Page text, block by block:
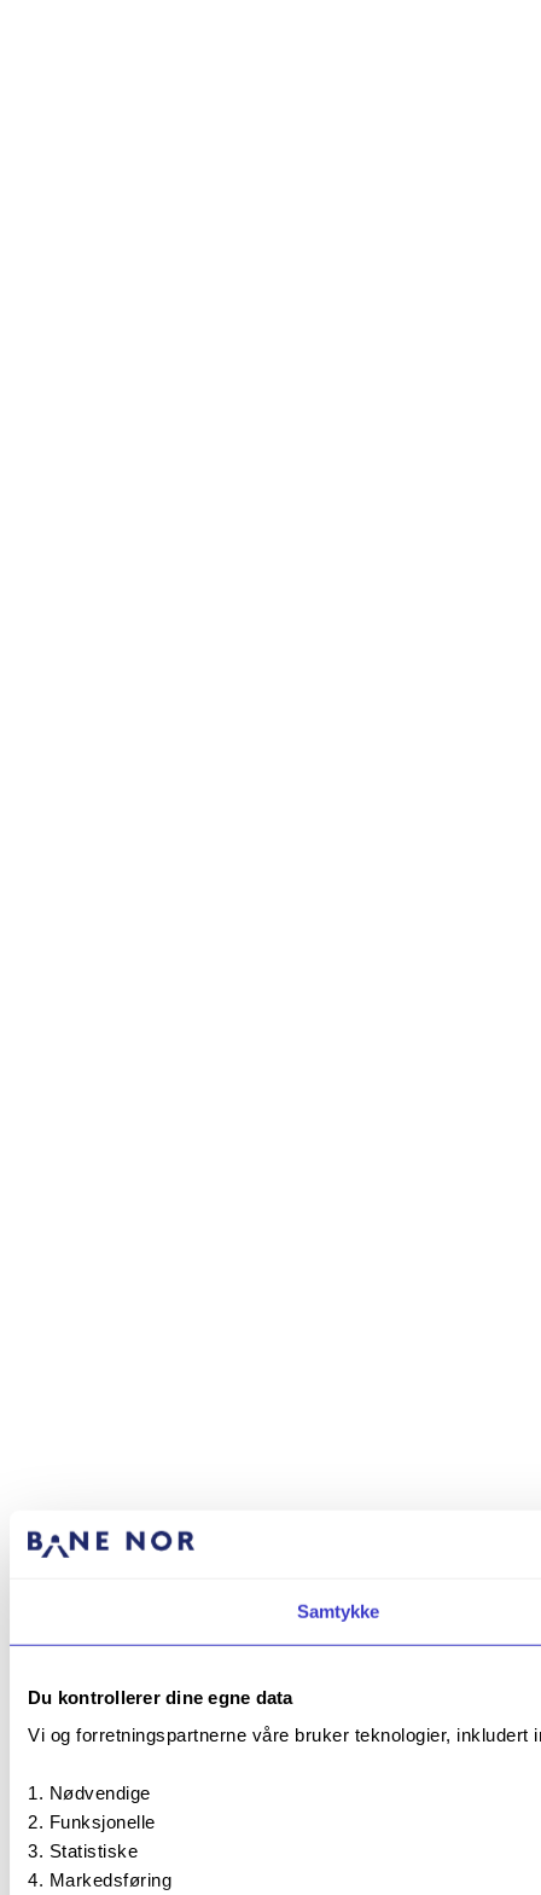
Samtykke
Du kontrollerer dine egne data
Vi og forretningspartnerne våre bruker teknologier,
Nødvendige
Funksjonelle
Statistiske
Markedsføring